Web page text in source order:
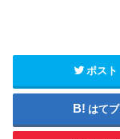
ポスト
はてブ